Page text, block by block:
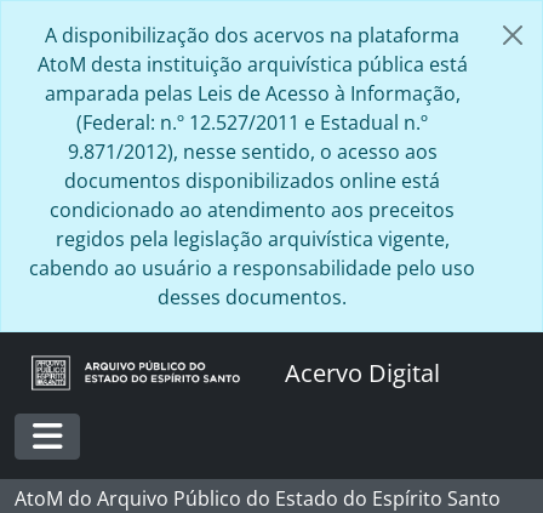
A disponibilização dos acervos na plataforma
AtoM desta instituição arquivística pública está
amparada pelas Leis de Acesso à Informação,
(Federal: n.º 12.527/2011 e Estadual n.º
9.871/2012), nesse sentido, o acesso aos
documentos disponibilizados online está
condicionado ao atendimento aos preceitos
regidos pela legislação arquivística vigente,
cabendo ao usuário a responsabilidade pelo uso
desses documentos.
Acervo Digital
Toggle navigation
AtoM do Arquivo Público do Estado do Espírito Santo